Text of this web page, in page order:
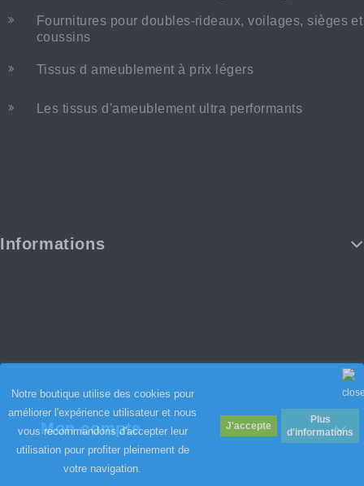
Notre boutique utilise des cookies pour
améliorer l'expérience utilisateur et nous
vous recommandons d'accepter leur
utilisation pour profiter pleinement de
votre navigation.
Plus
d'informations
Fournitures pour doubles-rideaux, voilages, sièges et
coussins
Tissus d ameublement à prix légers
Les tissus d'ameublement ultra performants
Informations
Mon compte